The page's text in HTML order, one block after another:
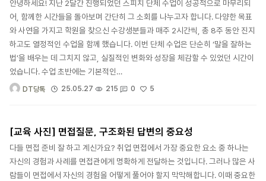
안녕하세요! 지난 2달간 진행되었던 스피치 단체 수업이 성공적으로 마무리되
어, 함께한 시간들을 돌아보며 간단히 그 소회를 나누고자 합니다. 다양한 목표
와 사연을 가지고 학원을 찾으신 수강생분들과 매주 2시간씩, 총 8주 동안 진지
하고도 열정적인 수업을 함께 했습니다. 이번 단체 수업은 단순히 ‘말을 잘하는
법’을 배우는 데 그치지 않고, 실질적인 변화와 성장을 체감할 수 있었던 시간이
었습니다. 수업 초반에는 기본적인…
DT당톡 25.05.27 215 0 5
[교육 사진] 면접질문, 구조화된 답변의 중요성
다들 면접 준비 잘 하고 계신가요? 취업 면접에서 가장 중요한 요소 중 하나는
자신의 경험과 사례를 면접관에게 명확하게 전달하는 것입니다. 그러나 많은 사
람들이 면접에서 자신의 경험을 어떻게 풀어야 할지 막막해합니다. 이때 중요한